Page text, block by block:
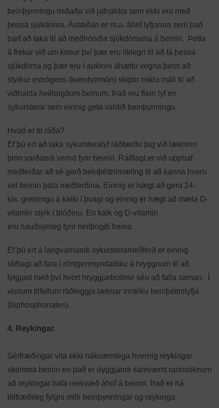
beinþynningu miðaða við jafnaldra sem ekki eru með
þessa sjúkdóma. Ástæðan er m.a. áhrif lyfjanna sem það
þarf að taka til að meðhöndla sjúkdómana á beinin. Þetta
á frekar við um konur því þær eru líklegri til að fá þessa
sjúkdóma og þær eru í aukinni áhættu vegna þess að
styrkur estrógens (kvenhormón) skiptir miklu máli til að
viðhalda heilbrigðum beinum. Það eru fleiri lyf en
sykursterar sem einnig geta valdið beinþynningu.
Hvað er til ráða?
Ef þú ert að taka sykursteralyf ráðfærðu þig við lækninn
þinn varðandi vernd fyrir beinin. Ráðlagt er við upphaf
meðferðar að sé gerð beinþéttnimæling til að kanna hveru
vel beinin þola meðferðina. Einnig er hægt að gera 24-
kls. greiningu á kalki í þvagi og einnig er hægt að mæla D-
vítamín styrk í blóðinu. En kalk og D-vítamín
eru nauðsynleg fyrir heilbrigði beina.
Ef þú ert á langvarnandi sykursterameðferð er einnig
ráðlagt að fara í röntgenmyndatöku á hryggnum til að
fylgjast með því hvort hryggjarbolirnir séu að falla saman. Í
vissum tilfellum ráðleggja læknar inntöku beinþéttnilyfja
(biphosphonates).
4. Reykingar.
Sérfræðingar vita ekki nákvæmlega hvernig reykingar
skemma beinin en það er óyggjandi samvæmt rannsóknum
að reykingar hafa neikvæð áhrif á beinin. Það er há
tölfræðileg fylgni milli beinþynningar og reykinga.